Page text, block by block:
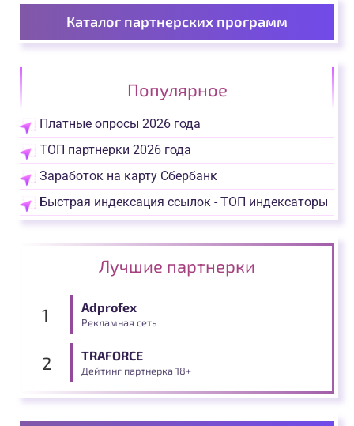
Каталог партнерских программ
Популярное
Платные опросы 2026 года
ТОП партнерки 2026 года
Заработок на карту Сбербанк
Быстрая индексация ссылок - ТОП индексаторы
Лучшие партнерки
Adprofex
Рекламная сеть
TRAFORCE
Дейтинг партнерка 18+